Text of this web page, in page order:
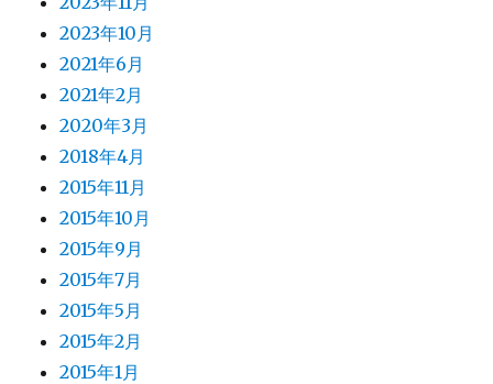
2023年10月
2021年6月
2021年2月
2020年3月
2018年4月
2015年11月
2015年10月
2015年9月
2015年7月
2015年5月
2015年2月
2015年1月